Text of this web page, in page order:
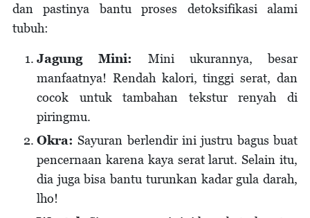
dan pastinya bantu proses detoksifikasi alami
tubuh:
Jagung Mini: Mini ukurannya, besar
manfaatnya! Rendah kalori, tinggi serat, dan
cocok untuk tambahan tekstur renyah di
piringmu.
Okra: Sayuran berlendir ini justru bagus buat
pencernaan karena kaya serat larut. Selain itu,
dia juga bisa bantu turunkan kadar gula darah,
lho!